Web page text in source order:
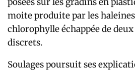
moite produite par les
chlorophylle échappée de
discrets.
Soulages poursuit ses